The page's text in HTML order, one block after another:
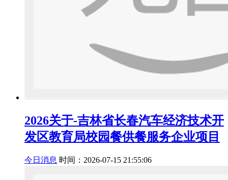
2026关于-吉林省长春汽车经济技术开
发区教育局校园餐供餐服务企业项目
今日消息 时间：2026-07-15 21:55:06